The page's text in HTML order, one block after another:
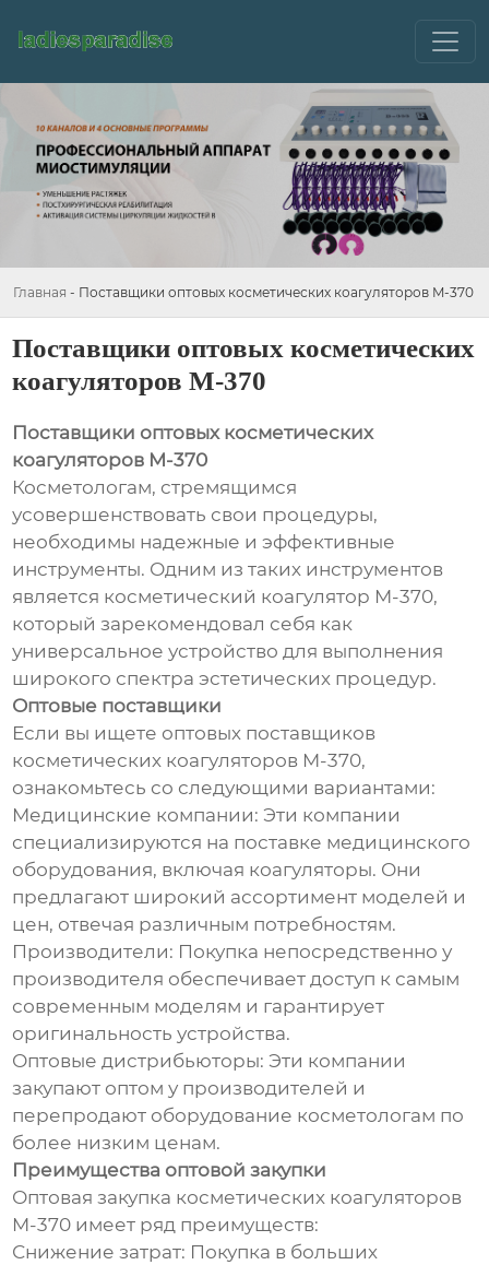
Главная - Поставщики оптовых косметических коагуляторов M-370
Поставщики оптовых косметических
коагуляторов M-370
Поставщики оптовых косметических
коагуляторов M-370
Косметологам, стремящимся
усовершенствовать свои процедуры,
необходимы надежные и эффективные
инструменты. Одним из таких инструментов
является косметический коагулятор M-370,
который зарекомендовал себя как
универсальное устройство для выполнения
широкого спектра эстетических процедур.
Оптовые поставщики
Если вы ищете оптовых поставщиков
косметических коагуляторов M-370,
ознакомьтесь со следующими вариантами:
Медицинские компании: Эти компании
специализируются на поставке медицинского
оборудования, включая коагуляторы. Они
предлагают широкий ассортимент моделей и
цен, отвечая различным потребностям.
Производители: Покупка непосредственно у
производителя обеспечивает доступ к самым
современным моделям и гарантирует
оригинальность устройства.
Оптовые дистрибьюторы: Эти компании
закупают оптом у производителей и
перепродают оборудование косметологам по
более низким ценам.
Преимущества оптовой закупки
Оптовая закупка косметических коагуляторов
M-370 имеет ряд преимуществ:
Снижение затрат: Покупка в больших